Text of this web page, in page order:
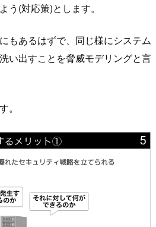
う(対応策)とします。
もあるはずで、同じ様にシステム
い出すことを脅威モデリングと言
。